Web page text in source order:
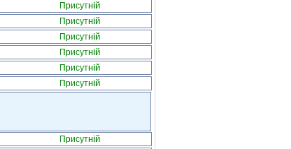
Присутній
Присутній
Присутній
Присутній
Присутній
Присутній
Присутній